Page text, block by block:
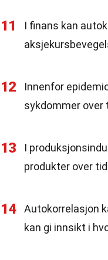
11
I finans kan
12
Innenfor
sykdommer over
13
I
produkter over
14
Autokorrelasjon
kan gi innsikt i